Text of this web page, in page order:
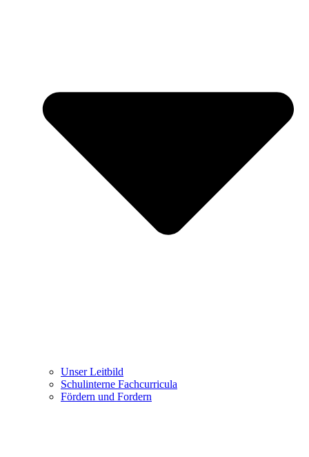
Unser Leitbild
Schulinterne Fachcurricula
Fördern und Fordern